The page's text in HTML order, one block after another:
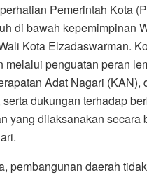
Pemerintah Kota
di bawah kepemimpinan
Kota Elzadaswarman.
melalui penguatan peran
Adat Nagari (KAN),
dukungan terhadap
yang dilaksanakan secara
pembangunan daerah